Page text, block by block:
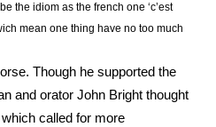
the idiom as the french one ‘c’est
mean one thing have no too much
Though he supported the
and orator John Bright thought
called for more